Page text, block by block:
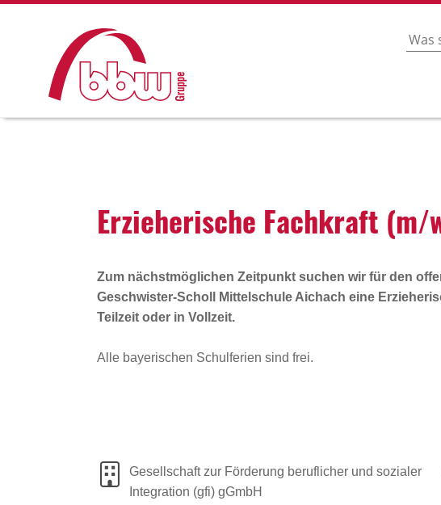
Erzie­he­ri­sche Fach­kraft (m/
Zum nächstmöglichen Zeitpunkt suchen wir für den
Geschwister-Scholl Mittelschule Aichach eine
Teilzeit oder in Vollzeit.
Alle bayerischen Schulferien sind frei.
Gesellschaft zur Förderung beruflicher und sozialer
Integration (gfi) gGmbH